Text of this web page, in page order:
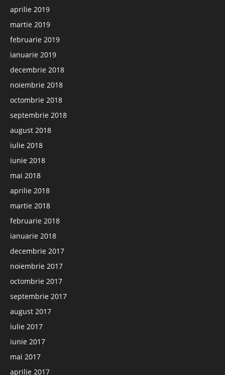
aprilie 2019
martie 2019
februarie 2019
ianuarie 2019
decembrie 2018
noiembrie 2018
octombrie 2018
septembrie 2018
august 2018
iulie 2018
iunie 2018
mai 2018
aprilie 2018
martie 2018
februarie 2018
ianuarie 2018
decembrie 2017
noiembrie 2017
octombrie 2017
septembrie 2017
august 2017
iulie 2017
iunie 2017
mai 2017
aprilie 2017